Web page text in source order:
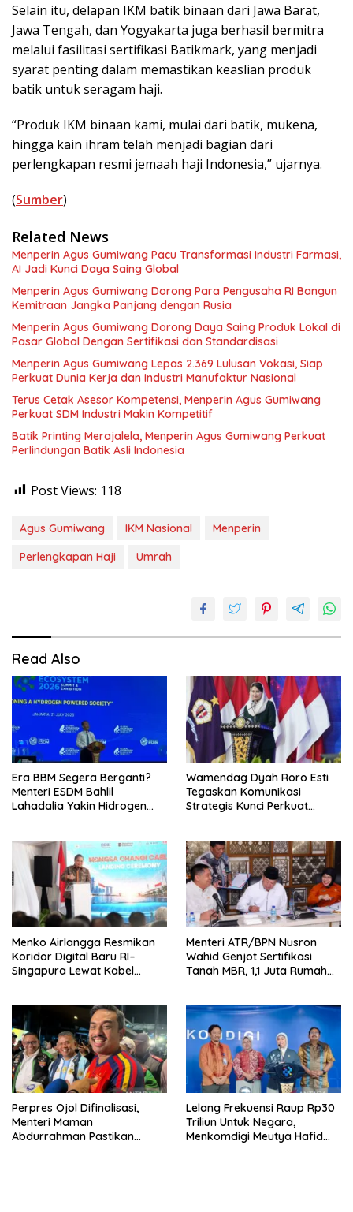
Selain itu, delapan IKM batik binaan dari Jawa Barat,
Jawa Tengah, dan Yogyakarta juga berhasil bermitra
melalui fasilitasi sertifikasi Batikmark, yang menjadi
syarat penting dalam memastikan keaslian produk
batik untuk seragam haji.
“Produk IKM binaan kami, mulai dari batik, mukena,
hingga kain ihram telah menjadi bagian dari
perlengkapan resmi jemaah haji Indonesia,” ujarnya.
(Sumber)
Related News
Menperin Agus Gumiwang Pacu Transformasi Industri Farmasi,
AI Jadi Kunci Daya Saing Global
Menperin Agus Gumiwang Dorong Para Pengusaha RI Bangun
Kemitraan Jangka Panjang dengan Rusia
Menperin Agus Gumiwang Dorong Daya Saing Produk Lokal di
Pasar Global Dengan Sertifikasi dan Standardisasi
Menperin Agus Gumiwang Lepas 2.369 Lulusan Vokasi, Siap
Perkuat Dunia Kerja dan Industri Manufaktur Nasional
Terus Cetak Asesor Kompetensi, Menperin Agus Gumiwang
Perkuat SDM Industri Makin Kompetitif
Batik Printing Merajalela, Menperin Agus Gumiwang Perkuat
Perlindungan Batik Asli Indonesia
Post Views: 118
Agus Gumiwang IKM Nasional
Menperin
Perlengkapan Haji
Umrah
Read Also
Era BBM Segera Berganti?
Menteri ESDM Bahlil
Lahadalia Yakin Hidrogen
Wamendag Dyah Roro Esti
Tegaskan Komunikasi
Strategis Kunci Perkuat
Menko Airlangga Resmikan
Koridor Digital Baru RI–
Singapura Lewat Kabel
Menteri ATR/BPN Nusron
Wahid Genjot Sertifikasi
Tanah MBR, 1,1 Juta Rumah
Perpres Ojol Difinalisasi,
Menteri Maman
Abdurrahman Pastikan
Lelang Frekuensi Raup Rp30
Triliun Untuk Negara,
Menkomdigi Meutya Hafid